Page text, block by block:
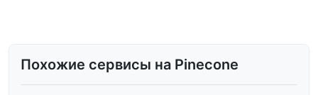
Похожие сервисы на Pinecone